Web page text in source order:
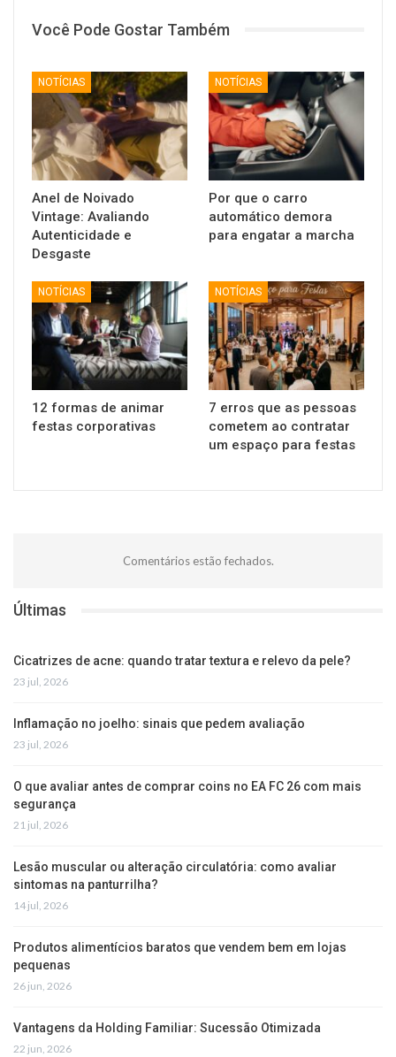
Você Pode Gostar Também
NOTÍCIAS
Anel de Noivado
Vintage: Avaliando
Autenticidade e
Desgaste
NOTÍCIAS
Por que o carro
automático demora
para engatar a marcha
NOTÍCIAS
12 formas de animar
festas corporativas
NOTÍCIAS
7 erros que as pessoas
cometem ao contratar
um espaço para festas
Comentários estão fechados.
Últimas
Cicatrizes de acne: quando tratar textura e relevo da pele?
23 jul, 2026
Inflamação no joelho: sinais que pedem avaliação
23 jul, 2026
O que avaliar antes de comprar coins no EA FC 26 com mais
segurança
21 jul, 2026
Lesão muscular ou alteração circulatória: como avaliar
sintomas na panturrilha?
14 jul, 2026
Produtos alimentícios baratos que vendem bem em lojas
pequenas
26 jun, 2026
Vantagens da Holding Familiar: Sucessão Otimizada
22 jun, 2026